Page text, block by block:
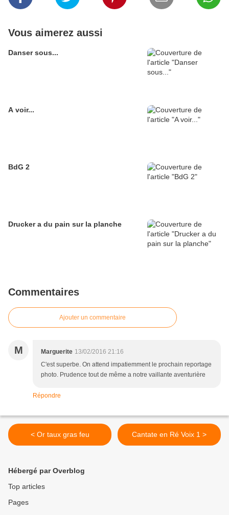
Vous aimerez aussi
Danser sous...
A voir...
BdG 2
Drucker a du pain sur la planche
Commentaires
Ajouter un commentaire
M Marguerite 13/02/2016 21:16
C'est superbe. On attend impatiemment le prochain reportage
photo. Prudence tout de même a notre vaillante aventurière
Répondre
< Or taux gras feu Cantate en Ré Voix 1 >
Hébergé par Overblog
Top articles
Pages